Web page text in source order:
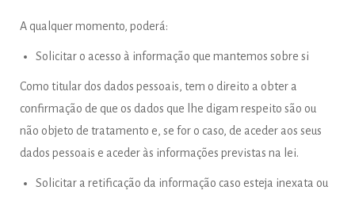
A qualquer momento, poderá:
Solicitar o acesso à informação que mantemos sobre si
Como titular dos dados pessoais, tem o direito a obter a
confirmação de que os dados que lhe digam respeito são ou
não objeto de tratamento e, se for o caso, de aceder aos seus
dados pessoais e aceder às informações previstas na lei.
Solicitar a retificação da informação caso esteja inexata ou